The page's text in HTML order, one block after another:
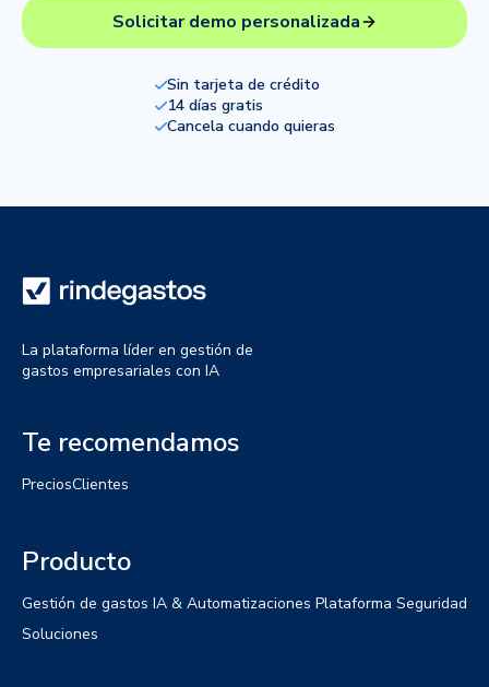
Solicitar demo personalizada
Sin tarjeta de crédito
14 días gratis
Cancela cuando quieras
La plataforma líder en gestión de
gastos empresariales con IA
Te recomendamos
PreciosClientes
Producto
Gestión de gastos IA & Automatizaciones Plataforma Seguridad
Soluciones